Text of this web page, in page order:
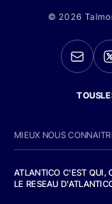
© 2026
MIEUX NOUS
ATLANTICO C'EST QUI,
LE RESEAU